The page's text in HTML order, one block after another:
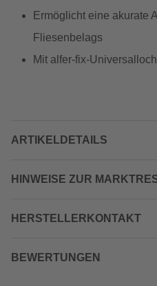
Ermöglicht eine akurate
Fliesenbelags
Mit alfer-fix-
ARTIKELDETAILS
HINWEISE ZUR
HERSTELLERKONTAKT
BEWERTUNGEN